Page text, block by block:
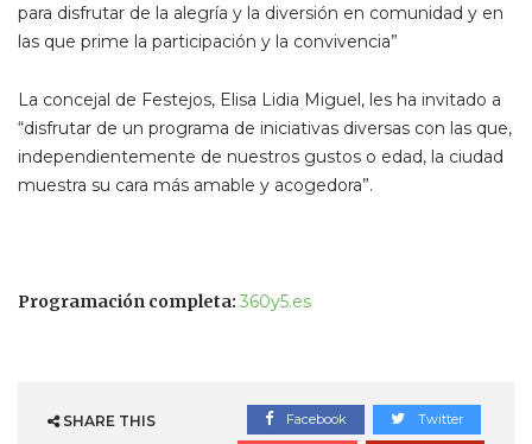
para disfrutar de la alegría y la diversión en comunidad y en
las que prime la participación y la convivencia”
La concejal de Festejos, Elisa Lidia Miguel, les ha invitado a
“disfrutar de un programa de iniciativas diversas con las que,
independientemente de nuestros gustos o edad, la ciudad
muestra su cara más amable y acogedora”.
Programación completa: 360y5.es
SHARE THIS Facebook Twitter